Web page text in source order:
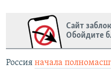
Сайт
Обойдите
Россия начала